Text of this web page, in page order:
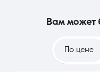
вам
По цене